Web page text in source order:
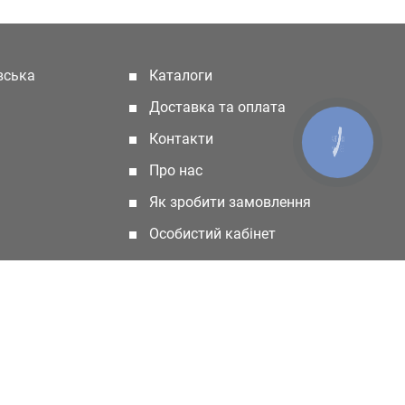
Каталоги
Доставка та оплата
Контакти
Про нас
Як зробити замовлення
Особистий кабінет
КНОПКА
ЗВ'ЯЗКУ